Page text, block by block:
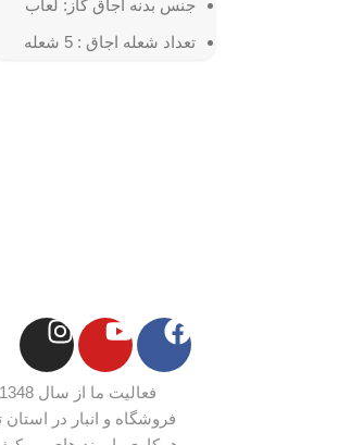
جنس بدنه اجاق گاز: لعاب
تعداد شعله اجاق : 5 شعله
فروشگاه و انبار در